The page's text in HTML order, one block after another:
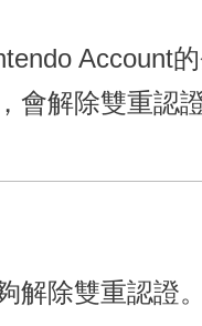
Account
會解除雙重認證
解除雙重認證